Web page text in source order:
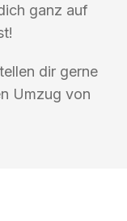
ganz auf
dir gerne
Umzug von